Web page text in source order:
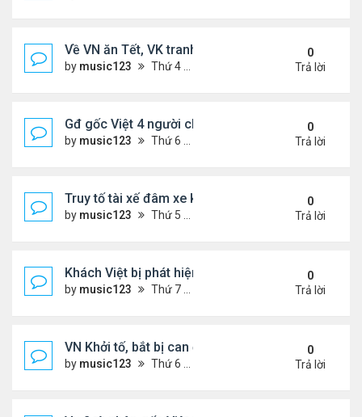
Về VN ăn Tết, VK tranh thủ làm đẹp, chữa hiếm
by music123 Thứ 4 Tháng 2 11, 2026 7:47 pm
0
Trả lời
Gđ gốc Việt 4 người chết ở Canada năm 2023...
by music123 Thứ 6 Tháng 2 06, 2026 6:09 pm
0
Trả lời
Truy tố tài xế đâm xe khiến hai anh em song sinh
by music123 Thứ 5 Tháng 2 05, 2026 7:04 pm
0
Trả lời
Khách Việt bị phát hiện giấu hạt giống rau trong
by music123 Thứ 7 Tháng 1 31, 2026 3:54 pm
0
Trả lời
VN Khởi tố, bắt bị can để tạm giam đối với
by music123 Thứ 6 Tháng 1 30, 2026 7:20 am
0
Trả lời